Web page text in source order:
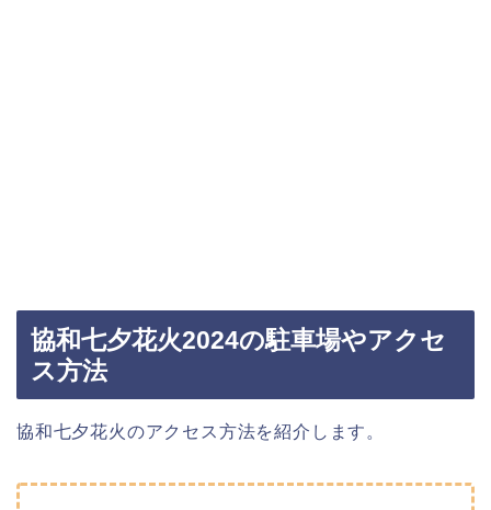
協和七夕花火2024の駐車場やアクセ
ス方法
協和七夕花火のアクセス方法を紹介します。